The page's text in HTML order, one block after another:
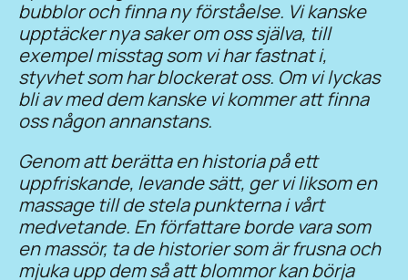
bubblor och finna ny förståelse. Vi kanske
upptäcker nya saker om oss själva, till
exempel misstag som vi har fastnat i,
styvhet som har blockerat oss. Om vi lyckas
bli av med dem kanske vi kommer att finna
oss någon annanstans.
Genom att berätta en historia på ett
uppfriskande, levande sätt, ger vi liksom en
massage till de stela punkterna i vårt
medvetande. En författare borde vara som
en massör, ta de historier som är frusna och
mjuka upp dem så att blommor kan börja